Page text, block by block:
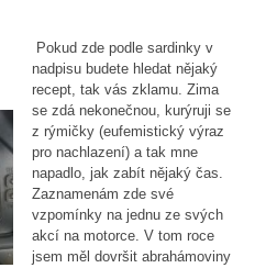
Pokud zde podle sardinky v
nadpisu budete hledat nějaký
recept, tak vás zklamu. Zima
se zdá nekonečnou, kurýruji se
z rýmičky (eufemistický výraz
pro nachlazení) a tak mne
napadlo, jak zabít nějaký čas.
Zaznamenám zde své
vzpomínky na jednu ze svých
akcí na motorce. V tom roce
jsem měl dovršit abrahámoviny